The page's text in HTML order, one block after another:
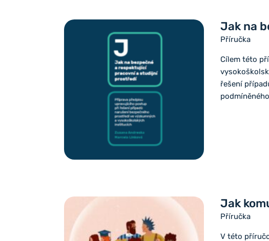
Jak na
Příručka
Cílem této
řešení
Jak
Příručka
V této